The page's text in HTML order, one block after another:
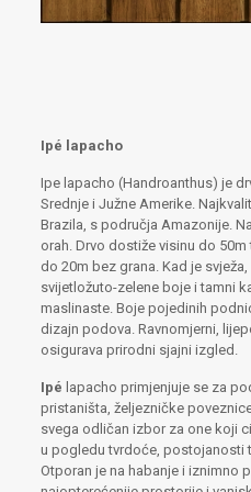
Ipé lapacho
Ipe lapacho (Handroanthus) je
Srednje i Južne Amerike.
Brazila, s područja Amazonije.
orah. Drvo dostiže visinu do
do 20m bez grana. Kad je
svijetložuto-zelene boje i tamni
maslinaste. Boje pojedinih
dizajn podova. Ravnomjerni,
osigurava prirodni sjajni izgled.
Ipé lapacho primjenjuje se za
pristaništa, željezničke
svega odličan izbor za one koji
u pogledu tvrdoće, postojanosti
Otporan je na habanje i iznimno